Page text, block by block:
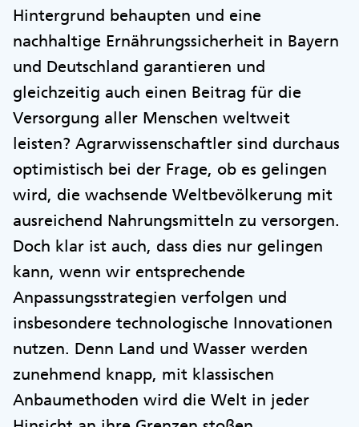
Hintergrund behaupten und eine
nachhaltige Ernährungssicherheit in Bayern
und Deutschland garantieren und
gleichzeitig auch einen Beitrag für die
Versorgung aller Menschen weltweit
leisten? Agrarwissenschaftler sind durchaus
optimistisch bei der Frage, ob es gelingen
wird, die wachsende Weltbevölkerung mit
ausreichend Nahrungsmitteln zu versorgen.
Doch klar ist auch, dass dies nur gelingen
kann, wenn wir entsprechende
Anpassungsstrategien verfolgen und
insbesondere technologische Innovationen
nutzen. Denn Land und Wasser werden
zunehmend knapp, mit klassischen
Anbaumethoden wird die Welt in jeder